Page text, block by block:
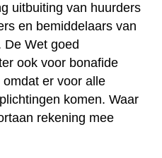
uitbuiting van huurders
en bemiddelaars van
De Wet goed
ook voor bonafide
er voor alle
komen. Waar
rekening mee